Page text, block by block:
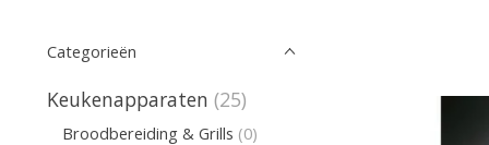
Categorieën
Keukenapparaten (25)
Broodbereiding & Grills (0)